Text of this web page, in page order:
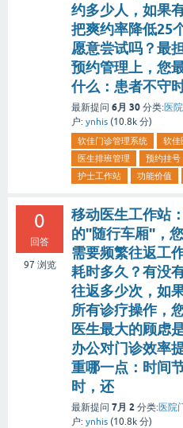
约多少人，如果
把爽约率降低25
愿意尝试吗？最
预约管理上，您
什么：患者不守
最新提问 6月 30 分类:医
户: ynhis (10.8k 分)
软佳门诊管理系统
软佳
医生排班管理
预约挂号
护士工作站
功能价值
0
回答
97 浏览
移动医生工作站
的"随行车厢"，
需要频繁往返工
耗时多久？有没
往返多少次，如
所有诊疗操作，
医生最大的顾虑
办公对门诊效率
重哪一点：时间
时，还
最新提问 7月 2 分类:医院
户: ynhis (10.8k 分)